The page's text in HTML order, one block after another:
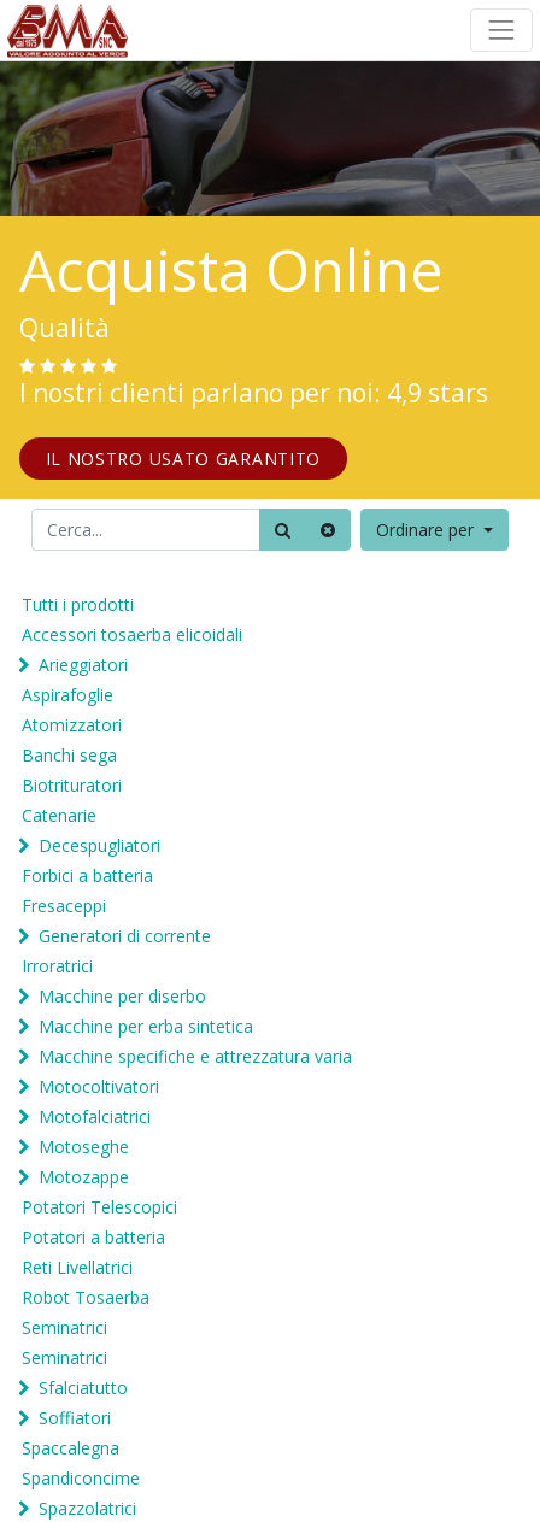
Acquista Online
Qualità
I nostri clienti parlano per noi: 4,9 stars
IL NOSTRO USATO GARANTITO
Ordinare per
Tutti i prodotti
Accessori tosaerba elicoidali
Arieggiatori
Aspirafoglie
Atomizzatori
Banchi sega
Biotrituratori
Catenarie
Decespugliatori
Forbici a batteria
Fresaceppi
Generatori di corrente
Irroratrici
Macchine per diserbo
Macchine per erba sintetica
Macchine specifiche e attrezzatura varia
Motocoltivatori
Motofalciatrici
Motoseghe
Motozappe
Potatori Telescopici
Potatori a batteria
Reti Livellatrici
Robot Tosaerba
Seminatrici
Seminatrici
Sfalciatutto
Soffiatori
Spaccalegna
Spandiconcime
Spazzolatrici